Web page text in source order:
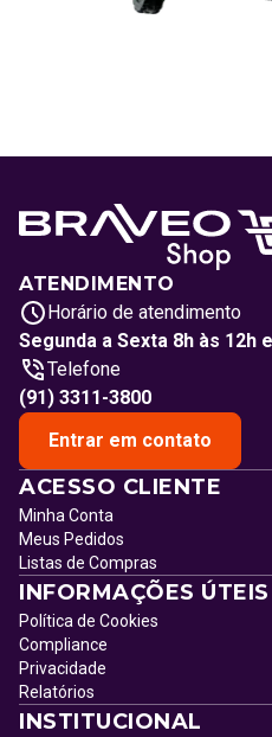
ATENDIMENTO
Horário de atendimento
Segunda a Sexta 8h às 12h
Telefone
(91) 3311-3800
Entrar em contato
ACESSO CLIENTE
Minha Conta
Meus Pedidos
Listas de Compras
INFORMAÇÕES ÚTEIS
Política de Cookies
Compliance
Privacidade
Relatórios
INSTITUCIONAL